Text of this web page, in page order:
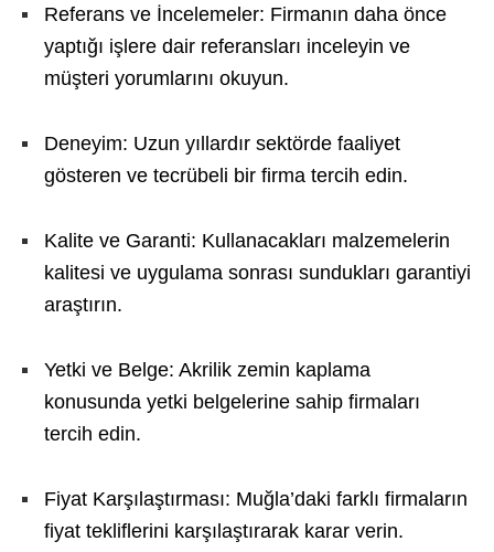
Referans ve İncelemeler: Firmanın daha önce
yaptığı işlere dair referansları inceleyin ve
müşteri yorumlarını okuyun.
Deneyim: Uzun yıllardır sektörde faaliyet
gösteren ve tecrübeli bir firma tercih edin.
Kalite ve Garanti: Kullanacakları malzemelerin
kalitesi ve uygulama sonrası sundukları garantiyi
araştırın.
Yetki ve Belge: Akrilik zemin kaplama
konusunda yetki belgelerine sahip firmaları
tercih edin.
Fiyat Karşılaştırması: Muğla’daki farklı firmaların
fiyat tekliflerini karşılaştırarak karar verin.